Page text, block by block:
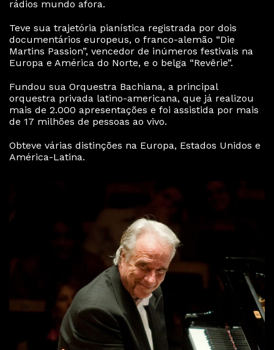
rádios mundo afora.
Teve sua trajetória pianística registrada por dois
documentários europeus, o franco-alemão “Die
Martins Passion”, vencedor de inúmeros festivais na
Europa e América do Norte, e o belga “Revêrie”.
Fundou sua Orquestra Bachiana, a principal
orquestra privada latino-americana, que já realizou
mais de 2.000 apresentações e foi assistida por mais
de 17 milhões de pessoas ao vivo.
Obteve várias distinções na Europa, Estados Unidos e
América-Latina.